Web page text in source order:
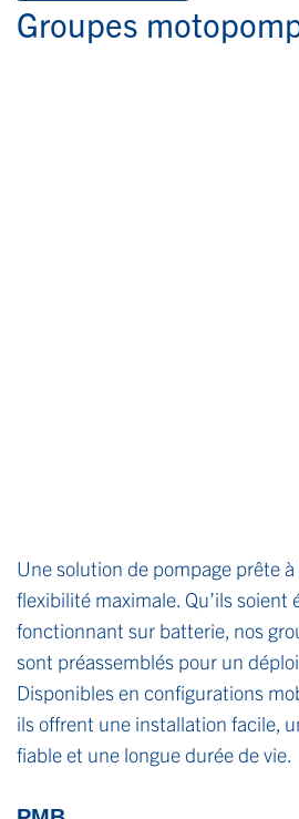
Groupes
Une solution de pompage prête
flexibilité maximale. Qu’ils soient
fonctionnant sur batterie, nos
sont préassemblés pour un
Disponibles en configurations
ils offrent une installation facile,
fiable et une longue durée de vie.